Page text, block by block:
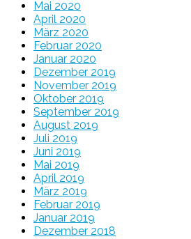
Mai 2020
April 2020
März 2020
Februar 2020
Januar 2020
Dezember 2019
November 2019
Oktober 2019
September 2019
August 2019
Juli 2019
Juni 2019
Mai 2019
April 2019
März 2019
Februar 2019
Januar 2019
Dezember 2018